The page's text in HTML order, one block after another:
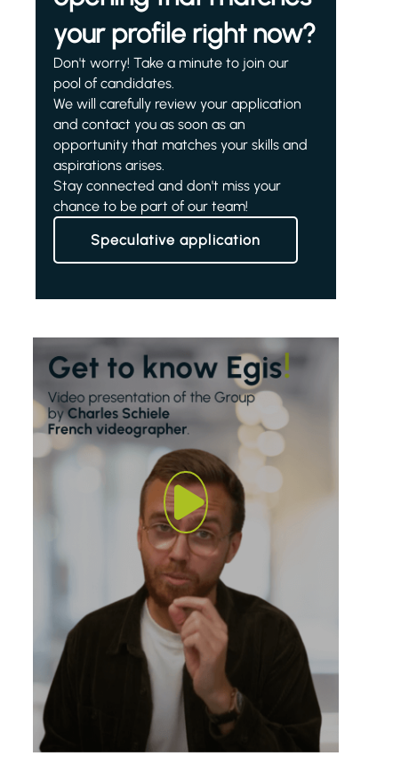
your profile right now?
Don't worry! Take a minute to join our
pool of candidates.
We will carefully review your application
and contact you as soon as an
opportunity that matches your skills and
aspirations arises.
Stay connected and don't miss your
chance to be part of our team!
Speculative application